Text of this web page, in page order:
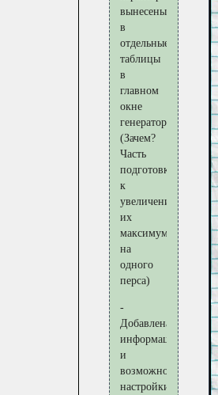
вынесены
в
отдельные
таблицы
в
главном
окне
генератора
(Зачем?
Часть
подготовки
к
увеличению
их
максимумов
на
одного
перса)
-
Добавлена
информация
и
возможность
настройки